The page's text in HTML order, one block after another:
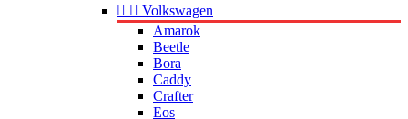
  Volkswagen
Amarok
Beetle
Bora
Caddy
Crafter
Eos